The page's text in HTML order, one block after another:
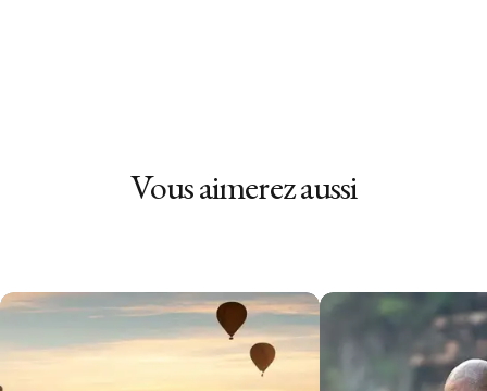
Demandez un devis gratuit
Vous aimerez aussi